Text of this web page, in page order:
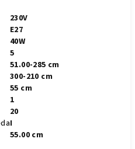
230V
E27
40W
5
51.00-285 cm
300-210 cm
55 cm
1
20
I
55.00 cm